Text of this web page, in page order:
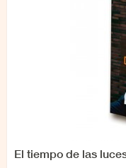
El tiempo de las